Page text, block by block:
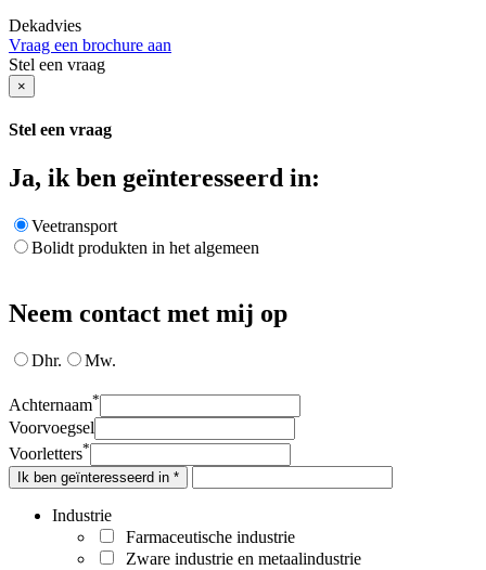
Dekadvies
Vraag een brochure aan
Stel een vraag
×
Stel een vraag
Ja, ik ben geïnteresseerd in:
Veetransport
Bolidt produkten in het algemeen
Neem contact met mij op
Dhr. Mw.
Achternaam*
Voorvoegsel
Voorletters*
Ik ben geïnteresseerd in *
Industrie
Farmaceutische industrie
Zware industrie en metaalindustrie